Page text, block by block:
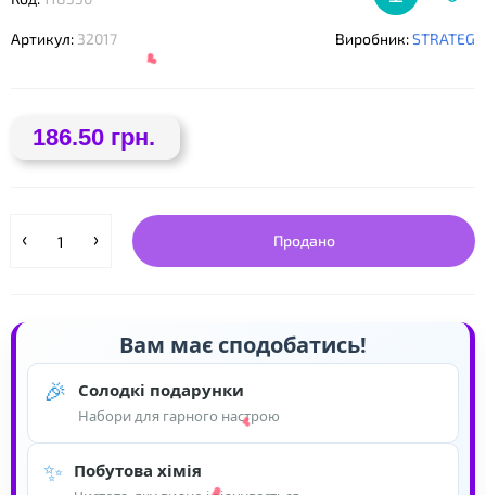
Артикул: 32017 Виробник:STRATEG
186.50 грн.
Продано
Вам має сподобатись!
🎉 Солодкі подарунки
Набори для гарного настрою
✨ Побутова хімія
❤